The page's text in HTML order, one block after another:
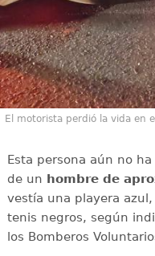
El motorista perdió la vida en
Esta persona aún no
de un hombre de
vestía una playera
tenis negros, según
los Bomberos